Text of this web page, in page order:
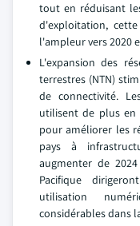
tout en réduisant
d'exploitation,
l'ampleur vers 2020
L'expansion des
terrestres (NTN)
de connectivité.
utilisent de plus en
pour améliorer les
pays à
augmenter de
Pacifique
utilisation
considérables dans